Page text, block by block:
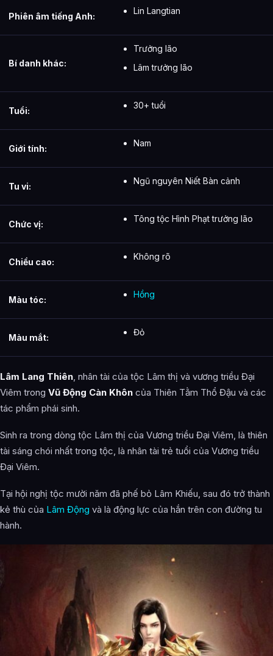
Phiên âm tiếng Anh:
Lin Langtian
Bí danh khác:
Trưởng lão
Lâm trưởng lão
Tuổi:
30+ tuổi
Giới tính:
Nam
Tu vi:
Ngũ nguyên Niết Bàn cảnh
Chức vị:
Tông tộc Hình Phạt trưởng lão
Chiều cao:
Không rõ
Màu tóc:
Hồng
Màu mắt:
Đỏ
Lâm Lang Thiên, nhân tài của tộc Lâm thị và vương triều Đại
Viêm trong Vũ Động Càn Khôn của Thiên Tằm Thổ Đậu và các
tác phẩm phái sinh.
Sinh ra trong dòng tộc Lâm thị của Vương triều Đại Viêm, là thiên
tài sáng chói nhất trong tộc, là nhân tài trẻ tuổi của Vương triều
Đại Viêm.
Tại hội nghị tộc mười năm đã phế bỏ Lâm Khiếu, sau đó trở thành
kẻ thù của Lâm Động và là động lực của hắn trên con đường tu
hành.